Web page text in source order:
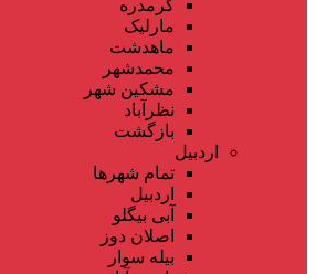
گرمدره
مارلیک
ماهدشت
محمدشهر
مشکین شهر
نظرآباد
بازگشت
اردبیل
تمام شهر‌ها
اردبیل
آبی بیگلو
اصلان دوز
بیله سوار